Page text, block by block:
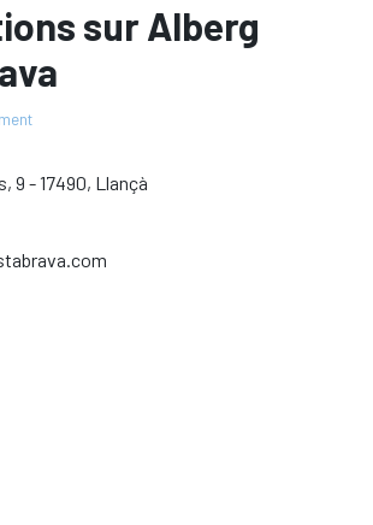
sur Alberg
9 - 17490, Llançà